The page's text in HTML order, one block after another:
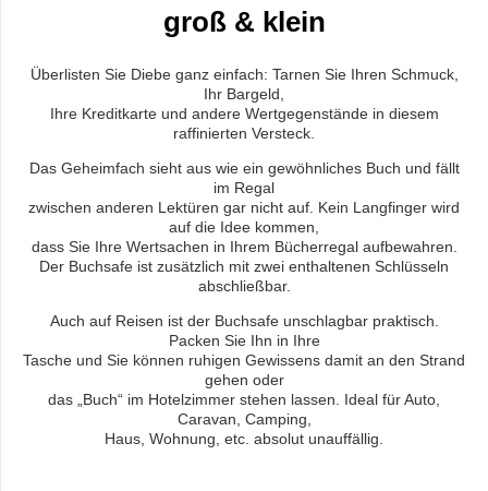
groß & klein
Überlisten Sie Diebe ganz einfach: Tarnen Sie Ihren Schmuck,
Ihr Bargeld,
Ihre Kreditkarte und andere Wertgegenstände in diesem
raffinierten Versteck.
Das Geheimfach sieht aus wie ein gewöhnliches Buch und fällt
im Regal
zwischen anderen Lektüren gar nicht auf. Kein Langfinger wird
auf die Idee kommen,
dass Sie Ihre Wertsachen in Ihrem Bücherregal aufbewahren.
Der Buchsafe ist zusätzlich mit zwei enthaltenen Schlüsseln
abschließbar.
Auch auf Reisen ist der Buchsafe unschlagbar praktisch.
Packen Sie Ihn in Ihre
Tasche und Sie können ruhigen Gewissens damit an den Strand
gehen oder
das „Buch“ im Hotelzimmer stehen lassen. Ideal für Auto,
Caravan, Camping,
Haus, Wohnung, etc. absolut unauffällig.